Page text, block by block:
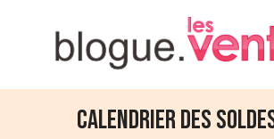
Calendrier des